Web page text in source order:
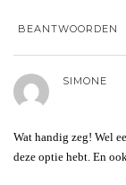
BEANTWOORDEN
SIMONE
Wat handig zeg! Wel
deze optie hebt. En